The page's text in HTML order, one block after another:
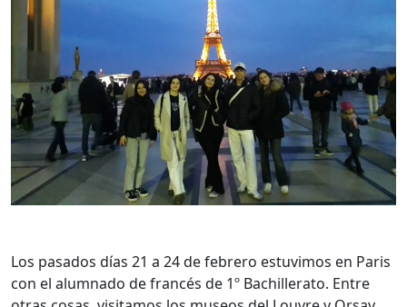
Los pasados días 21 a 24 de febrero estuvimos en Paris
con el alumnado de francés de 1º Bachillerato. Entre